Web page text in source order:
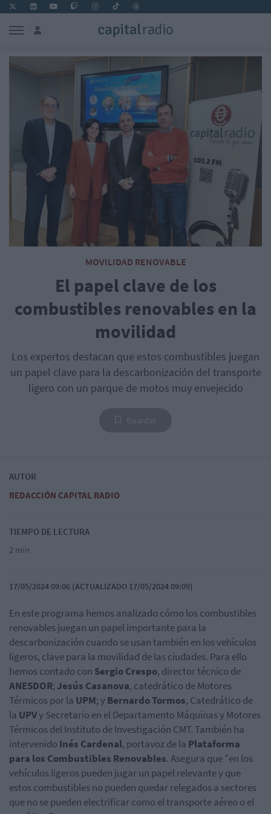
MOVILIDAD RENOVABLE
El papel clave de los
combustibles renovables en la
movilidad
Los expertos destacan que estos combustibles juegan
un papel clave para la descarbonización del transporte
ligero con un parque de motos muy envejecido
AUTOR
REDACCIÓN CAPITAL RADIO
TIEMPO DE LECTURA
2 min
17/05/2024 09:06 (ACTUALIZADO 17/05/2024 09:09)
En este programa hemos analizado cómo los combustibles
renovables juegan un papel importante para la
descarbonización cuando se usan también en los vehículos
ligeros, clave para la movilidad de las ciudades. Para ello
hemos contado con Sergio Crespo, director técnico de
ANESDOR; Jesús Casanova, catedrático de Motores
Térmicos por la UPM; yBernardo Tormos, Catedrático de
la UPVy Secretario en el Departamento Máquinas y Motores
Térmicos del Instituto de Investigación CMT. También ha
intervenido Inés Cardenal, portavoz de la Plataforma
para los Combustibles Renovables. Asegura que "en los
vehículos ligeros pueden jugar un papel relevante y que
estos combustibles no pueden quedar relegados a sectores
que no se pueden electrificar como el transporte aéreo o el